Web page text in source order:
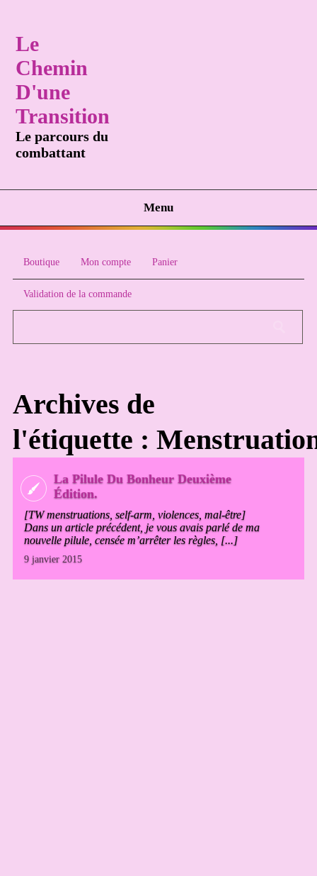
Le
Chemin
D'une
Transition
Le parcours du
combattant
Menu
Boutique Mon compte Panier
Validation de la commande
Archives de
l'étiquette :
La Pilule Du Bonheur Deuxième
Édition.
[TW menstruations, self-arm, violences, mal-être]
Dans un article précédent, je vous avais parlé de ma
nouvelle pilule, censée m’arrêter les règles, [...]
9 janvier 2015